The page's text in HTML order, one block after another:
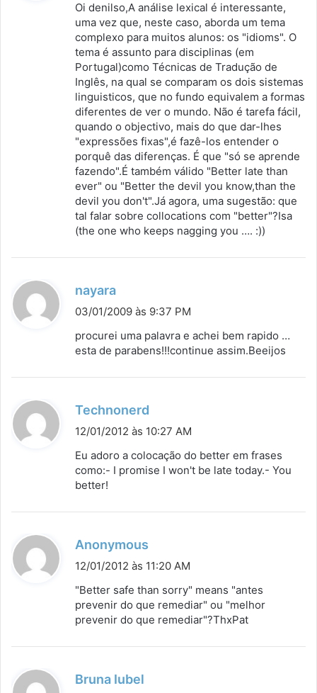
s
e
:
Oi denilso,A análise lexical é interessante,
uma vez que, neste caso, aborda um tema
complexo para muitos alunos: os "idioms". O
tema é assunto para disciplinas (em
Portugal)como Técnicas de Tradução de
Inglês, na qual se comparam os dois sistemas
linguisticos, que no fundo equivalem a formas
diferentes de ver o mundo. Não é tarefa fácil,
quando o objectivo, mais do que dar-lhes
"expressões fixas",é fazê-los entender o
porquê das diferenças. É que "só se aprende
fazendo".É também válido "Better late than
ever" ou "Better the devil you know,than the
devil you don't".Já agora, uma sugestão: que
tal falar sobre collocations com "better"?Isa
(the one who keeps nagging you …. :))
nayara
i
s
03/01/2009 às 9:37 PM
procurei uma palavra e achei bem rapido …
esta de parabens!!!continue assim.Beeijos
Technonerd
i
s
12/01/2012 às 10:27 AM
Eu adoro a colocação do better em frases
como:- I promise I won't be late today.- You
better!
Anonymous
i
s
e
12/01/2012 às 11:20 AM
"Better safe than sorry" means "antes
prevenir do que remediar" ou "melhor
prevenir do que remediar"?ThxPat
Bruna Iubel